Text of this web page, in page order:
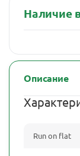
Наличие
Описание
Run on flat